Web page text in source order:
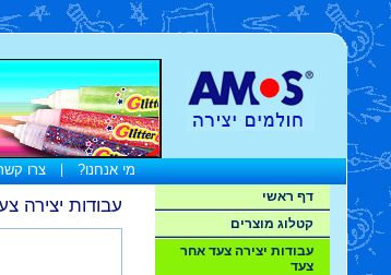
מי אנחנו? | צרו
דף ראשי
קטלוג מוצרים
עבודות יצירה צעד אחר
צעד
עבודות יצירה